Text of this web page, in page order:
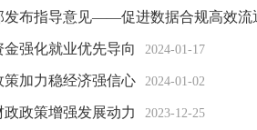
发布指导意见——促进数据合规高效流
金强化就业优先导向 2024-01-17
策加力稳经济强信心 2024-01-02
政政策增强发展动力 2023-12-25